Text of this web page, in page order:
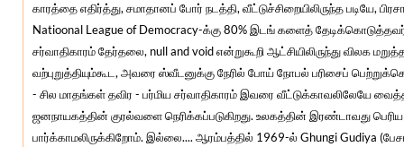
காரத்தை எதிர்த்து, சமாதானப் போர் நடத்தி, வீட்டுச்சிறையிலிருந்த படியே,
Natioonal League of Democracy-க்கு 80% இடங் களைத்
சர்வாதிகாரம் தேர்தலை, null and void என்றுகூறி ஆட்சியிலிருந்து விலக
வற்புறுத்தியும்கூட, அவரை ஸ்வீடனுக்கு நேரில் போய் நோபல் பரிசைப்
- சில மாதங்கள் தவிர - பர்மிய சர்வாதிகாரம் இவரை வீட்டுக்காவலிலேயே
ஜனநாயகத்தின் குரல்வளை நெரிக்கப்படுகிறது. உலகத்தின் இரண்டாவது
பார்க்காமலிருக்கிறோம். இல்லை.... ஆரம்பத்தில் 1969-ல் Ghungi Gudiya